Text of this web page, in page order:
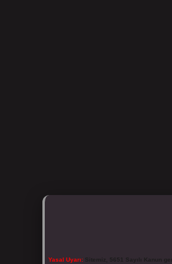
Yasal Uyarı:Sitemiz, 5651 Sayılı Kanun